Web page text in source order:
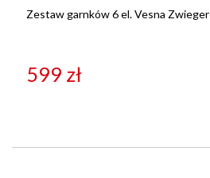
Zestaw garnków 6 el. Vesna Zwieger
599 zł